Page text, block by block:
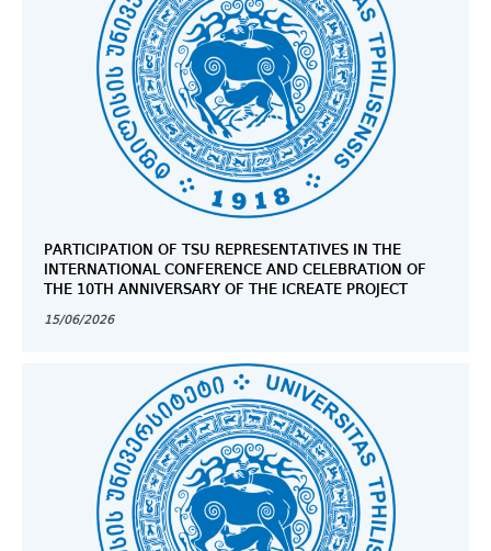
PARTICIPATION OF TSU REPRESENTATIVES IN THE
INTERNATIONAL CONFERENCE AND CELEBRATION OF
THE 10TH ANNIVERSARY OF THE ICREATE PROJECT
15/06/2026